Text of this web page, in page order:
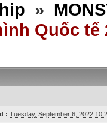
»
Quốc tế
: Tuesday, September 6, 2022